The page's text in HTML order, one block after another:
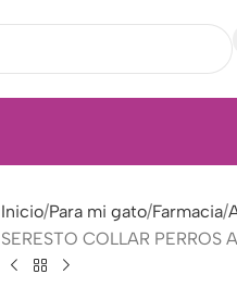
Inicio Para mi gato Farmacia
SERESTO COLLAR PERROS